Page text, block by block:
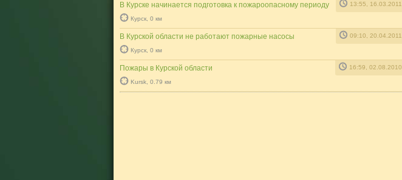
В Курске начинается подготовка к пожароопасному периоду 13:55, 16.03.2011
Курск, 0 км
В Курской области не работают пожарные насосы 09:10, 20.04.2011
Курск, 0 км
Пожары в Курской области 16:59, 02.08.2010
Kursk, 0.79 км